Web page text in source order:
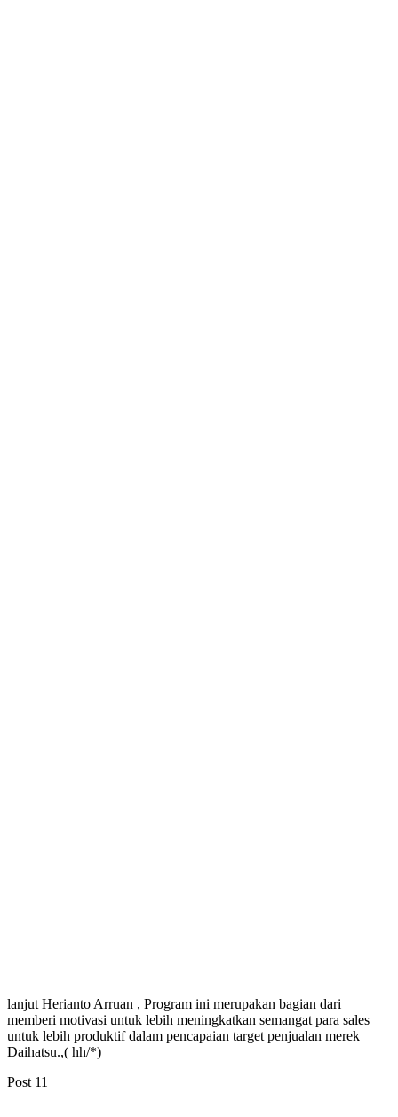
lanjut Herianto Arruan , Program ini merupakan bagian dari
memberi motivasi untuk lebih meningkatkan semangat para sales
untuk lebih produktif dalam pencapaian target penjualan merek
Daihatsu.,( hh/*)
Post 11